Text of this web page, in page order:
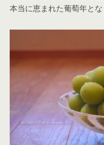
本当に恵まれた葡萄年と